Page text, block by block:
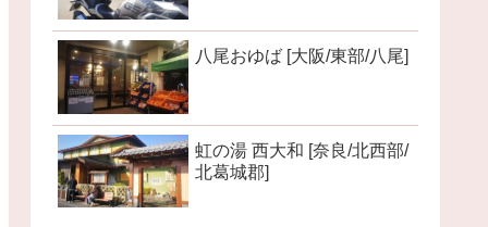
八尾おゆば [大阪/東部/八尾]
虹の湯 西大和 [奈良/北西部/
北葛城郡]